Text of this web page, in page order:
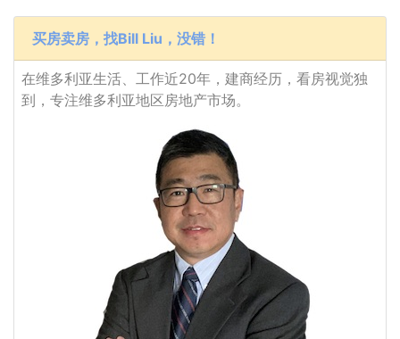
买房卖房，找Bill Liu，没错！
在维多利亚生活、工作近20年，建商经历，看房视觉独
到，专注维多利亚地区房地产市场。